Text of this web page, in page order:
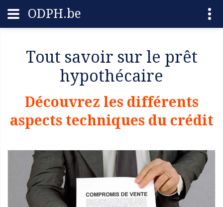
ODPH.be
Tout savoir sur le prêt
hypothécaire
Découvrez les différents
aspects techniques du crédit